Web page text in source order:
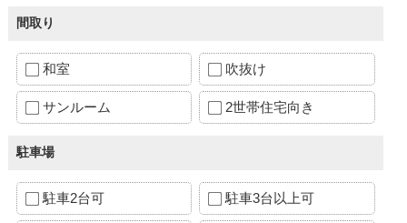
間取り
和室 吹抜け
サンルーム 2世帯住宅向き
駐車場
駐車2台可 駐車3台以上可